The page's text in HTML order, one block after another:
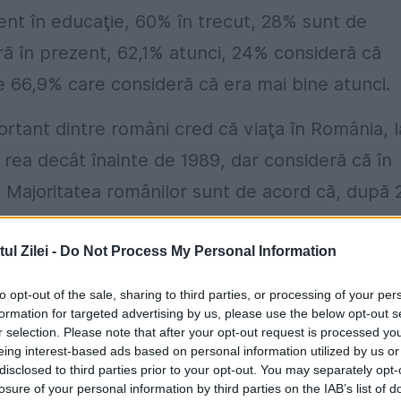
Zilei - Do Not Process My Personal Information
opt-out of the sale, sharing to third parties, or processing of your
for targeted advertising by us, please use the below opt-out
selection. Please note that after your opt-out request is processed
interest-based ads based on personal information utilized by us
to third parties prior to your opt-out. You may separately
of your personal information by third parties on the IAB’s list of
în educaţie, 60% în trecut, 28% sunt de
în prezent, 62,1% atunci, 24% consideră că
care consideră că era mai bine atunci.
dintre români cred că viaţa în România,
decât înainte de 1989, dar consideră că în
românilor sunt de acord că, după
liberă, dar în care nu există mai multă
la 25 de ani de la căderea comunismului,
cred că este mai bună, 17,2% că este la
INSCOP Research.